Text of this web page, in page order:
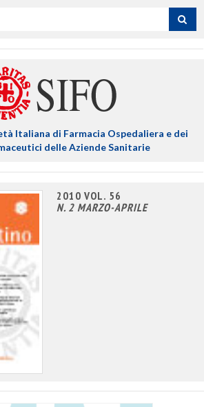
Italiana di Farmacia Ospedaliera e dei
delle Aziende Sanitarie
2010 VOL. 56
N. 2 MARZO-APRILE